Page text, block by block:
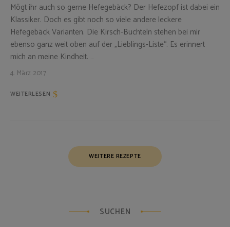
Mögt ihr auch so gerne Hefegebäck? Der Hefezopf ist dabei ein
Klassiker. Doch es gibt noch so viele andere leckere
Hefegebäck Varianten. Die Kirsch-Buchteln stehen bei mir
ebenso ganz weit oben auf der „Lieblings-Liste“. Es erinnert
mich an meine Kindheit. …
4. März 2017
WEITERLESEN
WEITERE REZEPTE
SUCHEN